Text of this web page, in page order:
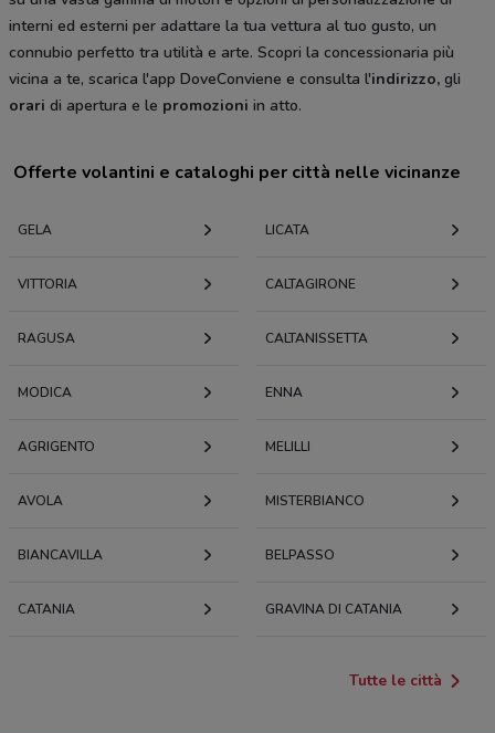
interni ed esterni per adattare la tua vettura al tuo gusto, un
connubio perfetto tra utilità e arte. Scopri la concessionaria più
vicina a te, scarica l'app DoveConviene e consulta l'indirizzo, gli
orari di apertura e le promozioni in atto.
Offerte volantini e cataloghi per città nelle vicinanze
GELA LICATA
VITTORIA CALTAGIRONE
RAGUSA CALTANISSETTA
MODICA ENNA
AGRIGENTO MELILLI
AVOLA MISTERBIANCO
BIANCAVILLA BELPASSO
CATANIA GRAVINA DI CATANIA
Tutte le città